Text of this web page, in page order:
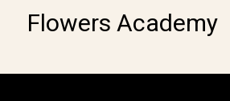
Flowers Academy